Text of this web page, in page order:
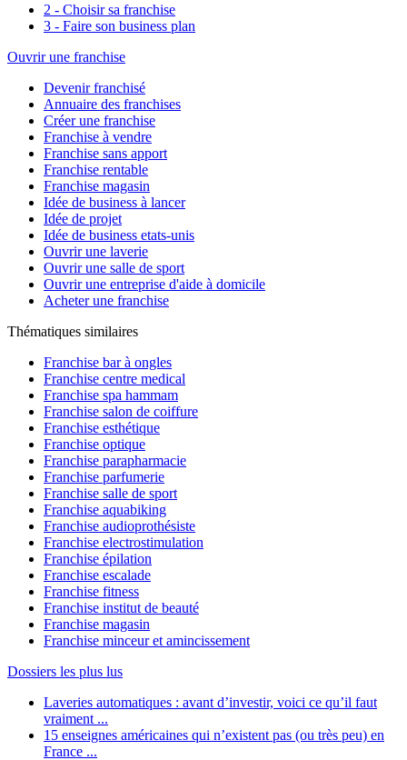
2 - Choisir sa franchise
3 - Faire son business plan
Ouvrir une franchise
Devenir franchisé
Annuaire des franchises
Créer une franchise
Franchise à vendre
Franchise sans apport
Franchise rentable
Franchise magasin
Idée de business à lancer
Idée de projet
Idée de business etats-unis
Ouvrir une laverie
Ouvrir une salle de sport
Ouvrir une entreprise d'aide à domicile
Acheter une franchise
Thématiques similaires
Franchise bar à ongles
Franchise centre medical
Franchise spa hammam
Franchise salon de coiffure
Franchise esthétique
Franchise optique
Franchise parapharmacie
Franchise parfumerie
Franchise salle de sport
Franchise aquabiking
Franchise audioprothésiste
Franchise electrostimulation
Franchise épilation
Franchise escalade
Franchise fitness
Franchise institut de beauté
Franchise magasin
Franchise minceur et amincissement
Dossiers les plus lus
Laveries automatiques : avant d’investir, voici ce qu’il faut
vraiment ...
15 enseignes américaines qui n’existent pas (ou très peu) en
France ...